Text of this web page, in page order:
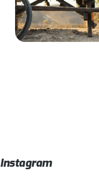
Instagram